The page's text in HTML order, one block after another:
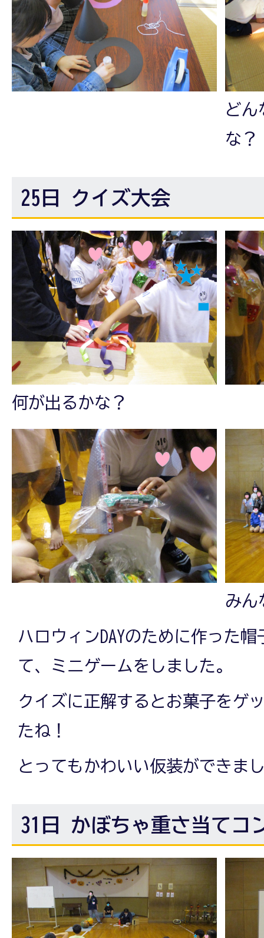
どん
な？
25日 クイズ大会
何が出るかな？
み
ハロウィンDAYのために作った
て、ミニゲームをしました。
クイズに正解するとお菓子をゲ
たね！
とってもかわいい仮装ができま
31日 かぼちゃ重さ当てコ